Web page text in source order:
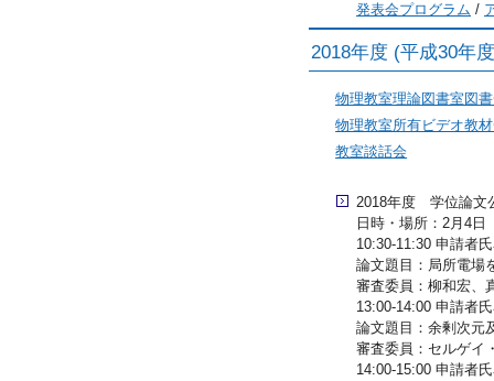
発表会プログラム /
2018年度 (平成30年
物理教室理論図書室図
物理教室所有ビデオ教
教室談話会
2018年度 学位論文
日時・場所：2月4
10:30-11:30 申請者
論文題目：局所電場
審査委員：柳和宏、
13:00-14:00 申請者
論文題目：余剰次元
審査委員：セルゲイ
14:00-15:00 申請者